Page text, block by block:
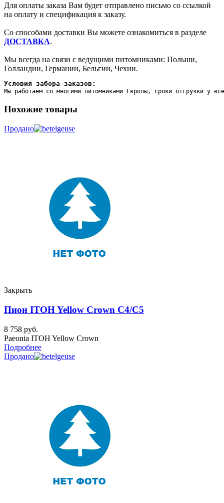
Для оплаты заказа Вам будет отправлено письмо со ссылкой
на оплату и спецификация к заказу.
Со способами доставки Вы можете ознакомиться в разделе
ДОСТАВКА.
Мы всегда на связи с ведущими питомниками: Польши,
Голландии, Германии, Бельгии, Чехии.
Условия забора заказов:
Мы работаем со многими питомниками Европы, сроки отгрузки у
Похожие товары
Продано
Закрыть
Пион ITOH Yellow Crown C4/C5
8 758 руб.
Paeonia ITOH Yellow Crown
Подробнее
Продано